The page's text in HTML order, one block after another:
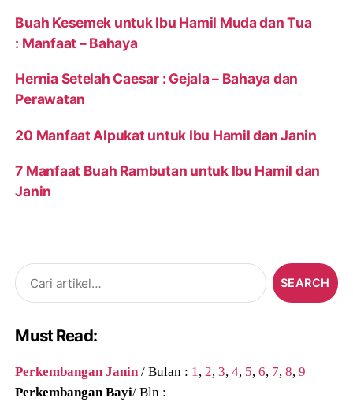
Buah Kesemek untuk Ibu Hamil Muda dan Tua
: Manfaat – Bahaya
Hernia Setelah Caesar : Gejala – Bahaya dan
Perawatan
20 Manfaat Alpukat untuk Ibu Hamil dan Janin
7 Manfaat Buah Rambutan untuk Ibu Hamil dan
Janin
Search
for:
Must Read:
Perkembangan Janin / Bulan : 1 , 2,3,4, 5,6, 7,8,9
Perkembangan Bayi/ Bln :